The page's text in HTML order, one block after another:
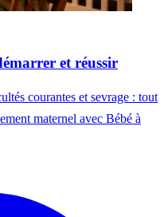
et réussir
courantes et sevrage : tout
maternel avec Bébé à